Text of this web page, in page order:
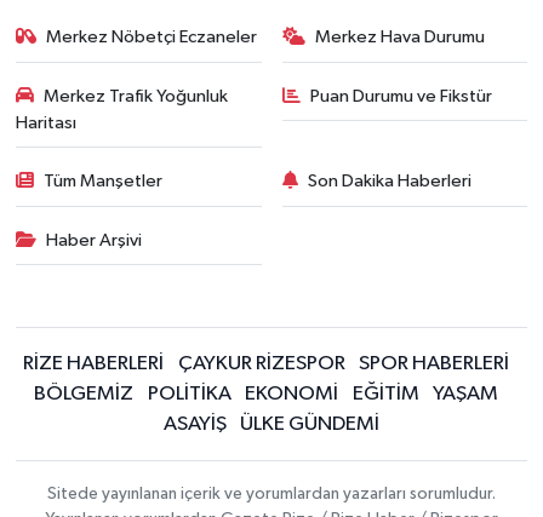
Merkez Nöbetçi Eczaneler Merkez Hava Durumu
Merkez Trafik Yoğunluk
Haritası
Puan Durumu ve Fikstür
Tüm Manşetler Son Dakika Haberleri
Haber Arşivi
RİZE HABERLERİ ÇAYKUR RİZESPOR
SPOR HABERLERİ
BÖLGEMİZ
POLİTİKA EKONOMİ EĞİTİM
YAŞAM
ASAYİŞ
ÜLKE GÜNDEMİ
Sitede yayınlanan içerik ve yorumlardan yazarları sorumludur.